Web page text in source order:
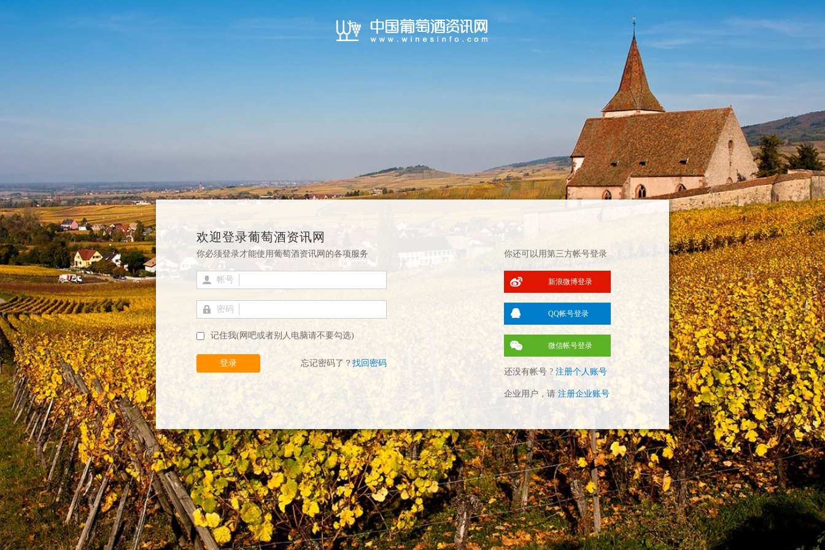
欢迎登录葡萄酒资讯网
你必须登录才能使用葡萄酒资讯网的各项服务
帐号
密码
记住我(网吧或者别人电脑请不要勾选)
登录 忘记密码了？ 找回密码
你还可以用第三方帐号登录
新浪微博登录
QQ帐号登录
微信帐号登录
还没有帐号 ? 注册个人账号
企业用户，请 注册企业账号